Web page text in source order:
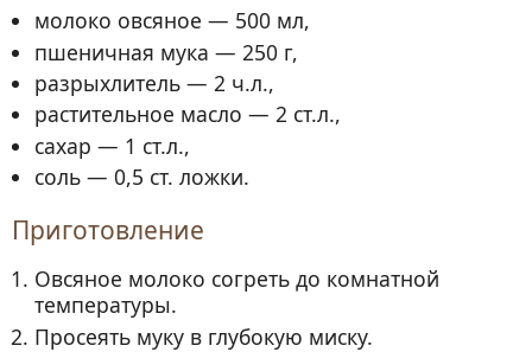
молоко овсяное — 500 мл,
пшеничная мука — 250 г,
разрыхлитель — 2 ч.л.,
растительное масло — 2 ст.л.,
сахар — 1 ст.л.,
соль — 0,5 ст. ложки.
Приготовление
Овсяное молоко согреть до комнатной
температуры.
Просеять муку в глубокую миску.